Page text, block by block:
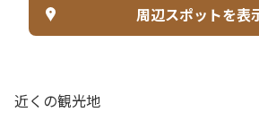
周辺スポットを表
近くの観光地